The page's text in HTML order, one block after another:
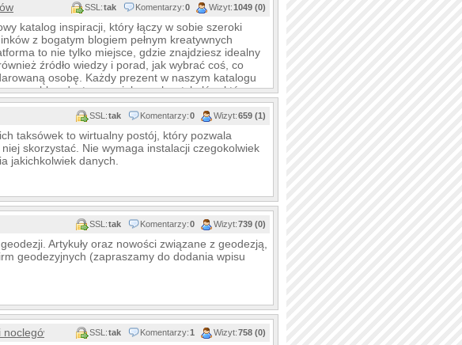
SSL:tak Komentarzy:0 Wizyt:1049 (0)
katalog inspiracji, który łączy w sobie szeroki
z bogatym blogiem pełnym kreatywnych
to nie tylko miejsce, gdzie znajdziesz idealny
źródło wiedzy i porad, jak wybrać coś, co
osobę. Każdy prezent w naszym katalogu
nasz blog dostarcza ciekawych artykułów, które
SSL:tak Komentarzy:0 Wizyt:659 (1)
taksówek to wirtualny postój, który pozwala
skorzystać. Nie wymaga instalacji czegokolwiek
jakichkolwiek danych.
SSL:tak Komentarzy:0 Wizyt:739 (0)
Artykuły oraz nowości związane z geodezją,
geodezyjnych (zapraszamy do dodania wpisu
SSL:tak Komentarzy:1 Wizyt:758 (0)